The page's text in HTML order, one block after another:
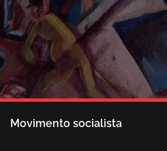
Movimento socialista